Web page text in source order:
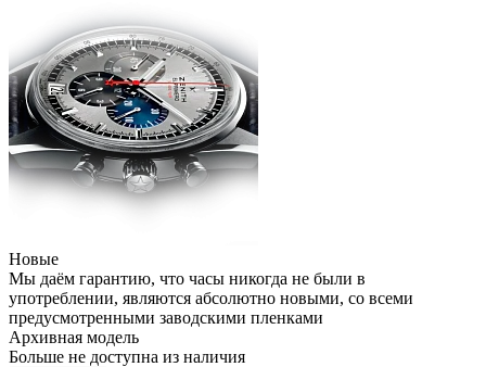
Новые
Мы даём гарантию, что часы никогда не были в
употреблении, являются абсолютно новыми, со всеми
предусмотренными заводскими пленками
Архивная модель
Больше не доступна из наличия